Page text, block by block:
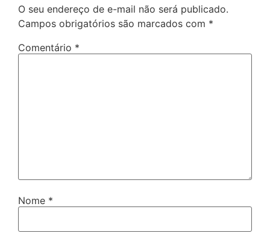
O seu endereço de e-mail não será publicado.
Campos obrigatórios são marcados com *
Comentário *
Nome *